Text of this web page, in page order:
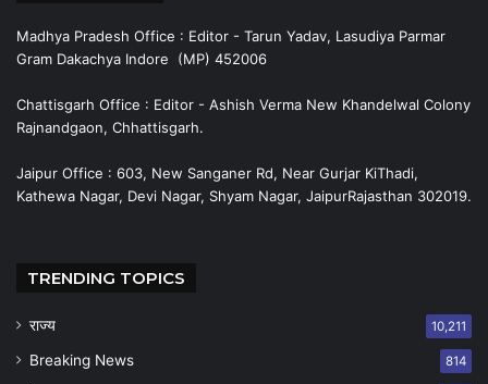
Madhya Pradesh Office : Editor - Tarun Yadav, Lasudiya Parmar
Gram Dakachya Indore (MP) 452006
Chattisgarh Office : Editor - Ashish Verma New Khandelwal Colony
Rajnandgaon, Chhattisgarh.
Jaipur Office : 603, New Sanganer Rd, Near Gurjar KiThadi,
Kathewa Nagar, Devi Nagar, Shyam Nagar, JaipurRajasthan 302019.
TRENDING TOPICS
राज्य 10,211
Breaking News 814